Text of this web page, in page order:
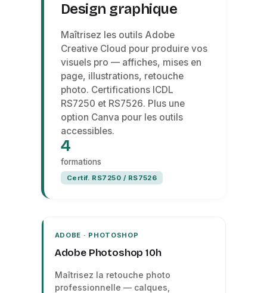
Design graphique
Maîtrisez les outils Adobe
Creative Cloud pour produire vos
visuels pro — affiches, mises en
page, illustrations, retouche
photo. Certifications ICDL
RS7250 et RS7526. Plus une
option Canva pour les outils
accessibles.
4
formations
Certif. RS7250 / RS7526
ADOBE · PHOTOSHOP
Adobe Photoshop 10h
Maîtrisez la retouche photo
professionnelle — calques,